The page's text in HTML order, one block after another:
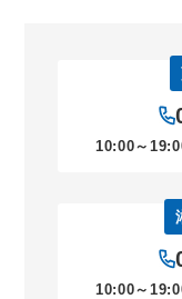
10:00～
10:00～